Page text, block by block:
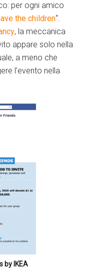
per ogni amico
the children“.
, la meccanica
appare solo nella
a meno che
l’evento nella
by IKEA